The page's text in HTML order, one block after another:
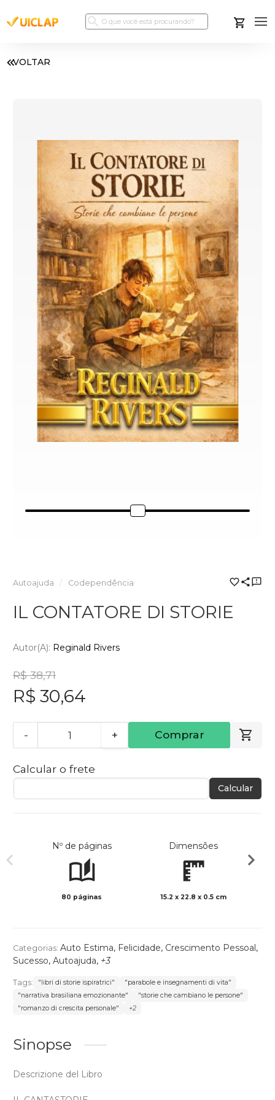
VOLTAR
Autoajuda Codependência
IL CONTATORE DI STORIE
Autor(a): Reginald Rivers
R$ 38,71
R$ 30,64
- + Comprar
Calcular o frete
Calcular
Nº de páginas
80 páginas
Dimensões
15.2 x 22.8 x 0.5 cm
Categorias: Auto Estima, Felicidade, Crescimento Pessoal,
Sucesso, Autoajuda, +3
Tags: "libri di storie ispiratrici"
"parabole e insegnamenti di vita"
"narrativa brasiliana emozionante"
"storie che cambiano le persone"
"romanzo di crescita personale"
+2
Sinopse
Descrizione del Libro